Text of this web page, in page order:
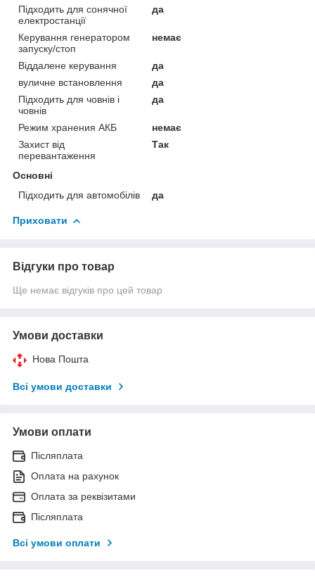
Підходить для сонячної
електростанції
да
Керування генератором
запуску/стоп
немає
Віддалене керування
да
вуличне встановлення
да
Підходить для човнів і
човнів
да
Режим хранения АКБ
немає
Захист від
перевантаження
Так
Основні
Підходить для автомобілів
да
Приховати
Відгуки про товар
Ще немає відгуків про цей товар
Умови доставки
Нова Пошта
Всі умови доставки
Умови оплати
Післяплата
Оплата на рахунок
Оплата за реквізитами
Післяплата
Всі умови оплати